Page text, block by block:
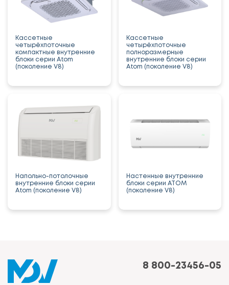
Кассетные
четырёхпоточные
компактные внутренние
блоки серии Atom
(поколение V8)
Кассетные
четырёхпоточные
полноразмерные
внутренние блоки серии
Atom (поколение V8)
Напольно-потолочные
внутренние блоки серии
Atom (поколение V8)
Настенные внутренние
блоки серии ATOM
(поколение V8)
8 800-23456-05